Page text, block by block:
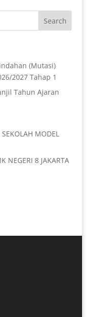
(Mutasi)
2027 Tahap 1
Tahun Ajaran
MODEL
NEGERI 8 JAKARTA